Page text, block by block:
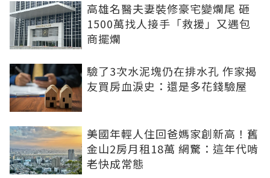
高雄名醫夫妻裝修豪宅變爛尾 砸
1500萬找人接手「救援」又遇包
商擺爛
驗了3次水泥塊仍在排水孔 作家揭
友買房血淚史：還是多花錢驗屋
美國年輕人住回爸媽家創新高！舊
金山2房月租18萬 網驚：這年代啃
老快成常態